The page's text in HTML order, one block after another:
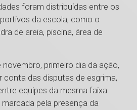
foram distribuídas entre os
da escola, como o
de areia, piscina, área de
primeiro dia da ação,
das disputas de esgrima,
equipes da mesma faixa
pela presença da